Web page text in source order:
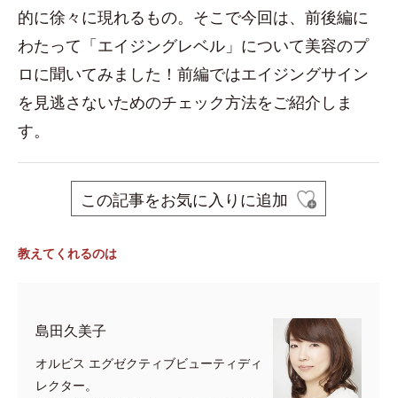
的に徐々に現れるもの。そこで今回は、前後編に
わたって「エイジングレベル」について美容のプ
ロに聞いてみました！前編ではエイジングサイン
を見逃さないためのチェック方法をご紹介しま
す。
この記事をお気に入りに追加
教えてくれるのは
島田久美子
オルビス エグゼクティブビューティディ
レクター。